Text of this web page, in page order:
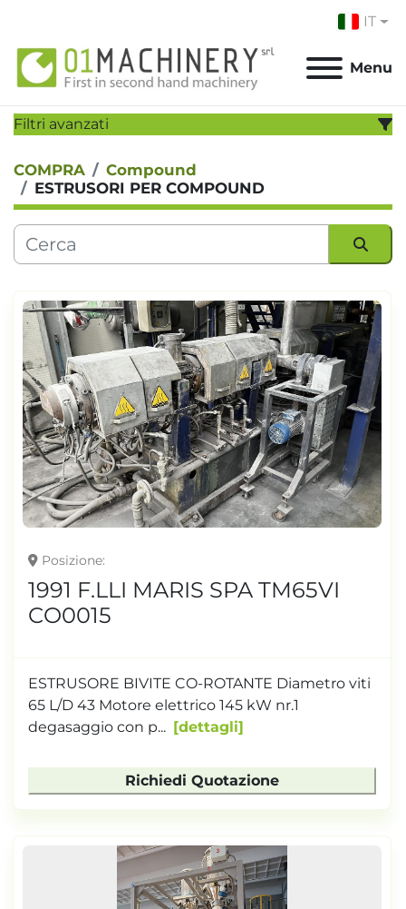
IT
Menu
Filtri avanzati
CATEGORIA:
MODELLO:
ANNO
Applicare Cancella
TONNELLAGGIO
COMPRA
Compound
ESTRUSORI PER COMPOUND
Posizione
1991 F.LLI MARIS SPA TM65VI
CO0015
ESTRUSORE BIVITE CO-ROTANTE Diametro viti
65 L/D 43 Motore elettrico 145 kW nr.1
degasaggio con p...
dettagli
Richiedi Quotazione